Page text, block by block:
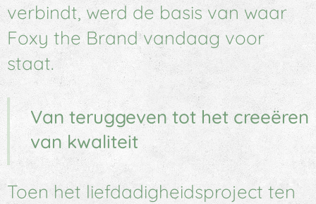
verbindt, werd de basis van waar
Foxy the Brand vandaag voor
staat.
Van teruggeven tot het creeëren
van kwaliteit
Toen het liefdadigheidsproject ten